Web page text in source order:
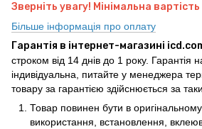
Зверніть увагу! Мінімальна
Більше інформація про оплату
Гарантія в інтернет-магазині
строком від 14 днів до 1 року. Гарантія
індивідуальна, питайте у менеджера
товару за гарантією здійснюється за
Товар повинен бути в оригінальному
використання, встановлення,